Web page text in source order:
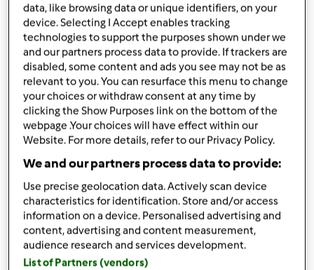
Góra strony
Zalogujlub zarejestruj sięaby dodawać
komentarze
magi1 (niezweryfikowany)
wt., 08/21/2012 - 20:10
Witaj Beatko w naszym skromnym gronie
lepiej nie
mogłas trafic masz TM i Nas
data, like browsing data or unique identifiers, on your
device. Selecting I Accept enables tracking
technologies to support the purposes shown under we
and our partners process data to provide. If trackers are
disabled, some content and ads you see may not be as
relevant to you. You can resurface this menu to change
your choices or withdraw consent at any time by
clicking the Show Purposes link on the bottom of the
webpage .Your choices will have effect within our
Website. For more details, refer to our Privacy Policy.
We and our partners process data to provide:
Use precise geolocation data. Actively scan device
characteristics for identification. Store and/or access
information on a device. Personalised advertising and
content, advertising and content measurement,
audience research and services development.
List of Partners (vendors)